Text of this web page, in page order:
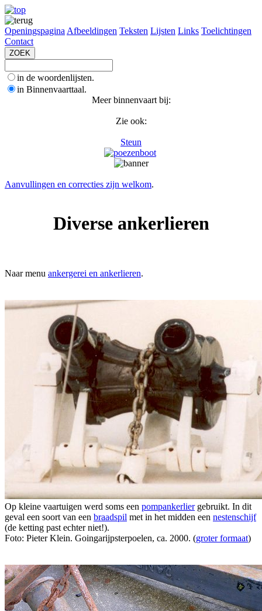
Openingspagina Afbeeldingen Teksten Lijsten Links Toelichtingen
Contact
in de woordenlijsten.
in Binnenvaarttaal.
Meer binnenvaart bij:
Zie ook:
Steun
Aanvullingen en correcties zijn welkom.
Diverse ankerlieren
Naar menu ankergerei en ankerlieren.
Op kleine vaartuigen werd soms een pompankerliergebruikt. In dit
geval een soort van een braadspil met in het midden een nestenschijf
(de ketting past echter niet!).
Foto: Pieter Klein. Goingarijpsterpoelen, ca. 2000. (groter formaat)